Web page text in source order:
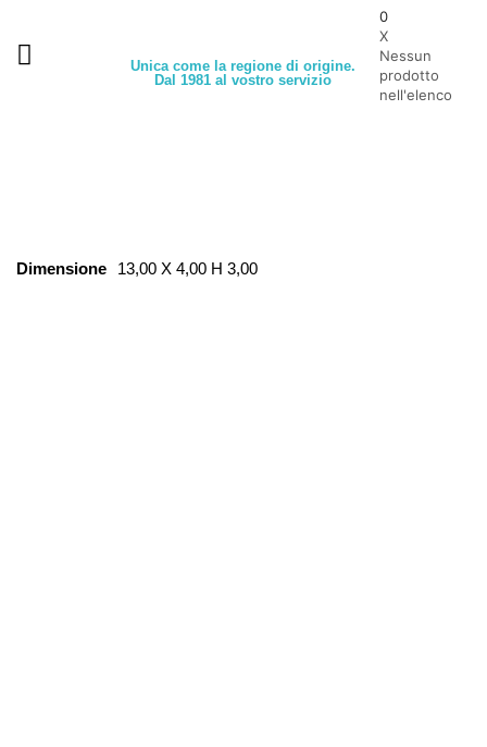
Unica come la regione di origine.
Dal 1981 al vostro servizio
0
X
Nessun
prodotto
nell'elenco
Dimensione 13,00 X 4,00 H 3,00